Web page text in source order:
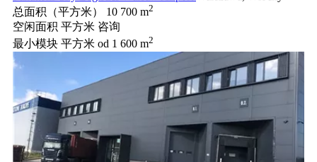
总面积（平方米）
10 700 m2
空闲面积 平方米 咨询
最小模块 平方米 od 1 600 m2